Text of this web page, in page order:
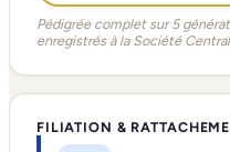
Pédigrée complet sur 5
enregistrés à la Société
FILIATION &